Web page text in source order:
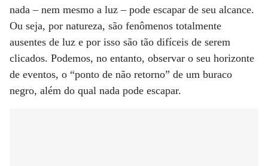
nada – nem mesmo a luz – pode escapar de seu alcance.
Ou seja, por natureza, são fenômenos totalmente
ausentes de luz e por isso são tão difíceis de serem
clicados. Podemos, no entanto, observar o seu horizonte
de eventos, o “ponto de não retorno” de um buraco
negro, além do qual nada pode escapar.